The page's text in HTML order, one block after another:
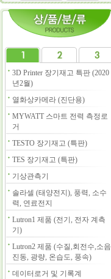
3D Printer 장기재고 특판 (2020
년2월)
열화상카메라 (진단용)
MYWATT 스마트 전력 측정로
거
TESTO 장기재고 (특판)
TES 장기재고 (특판)
기상관측기
솔라셀 (태양전지), 풍력, 소수
력, 연료전지
Lutron1 제품 (전기, 전자 계측
기)
Lutron2 제품 (수질,회전수,소음
진동, 광량, 온습도, 풍속)
데이터로거 및 기록계